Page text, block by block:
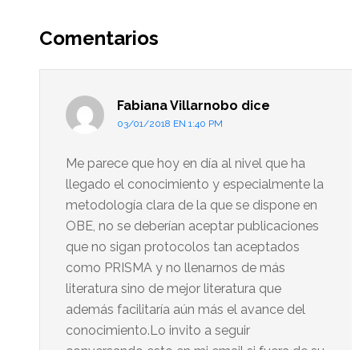
del
lector
Comentarios
Fabiana Villarnobo dice
03/01/2018 EN 1:40 PM
Me parece que hoy en día al nivel que ha
llegado el conocimiento y especialmente la
metodología clara de la que se dispone en
OBE, no se deberían aceptar publicaciones
que no sigan protocolos tan aceptados
como PRISMA y no llenarnos de más
literatura sino de mejor literatura que
además facilitaría aún más el avance del
conocimiento.Lo invito a seguir